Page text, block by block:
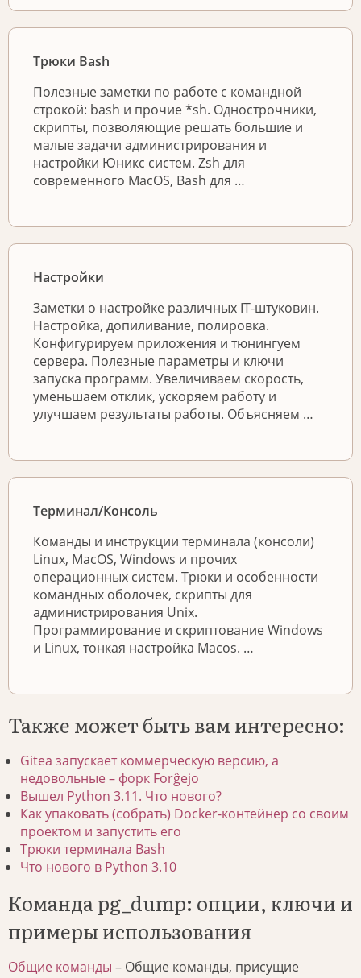
Трюки Bash
Полезные заметки по работе с командной
строкой: bash и прочие *sh. Однострочники,
скрипты, позволяющие решать большие и
малые задачи администрирования и
настройки Юникс систем. Zsh для
современного MacOS, Bash для …
Настройки
Заметки о настройке различных IT-штуковин.
Настройка, допиливание, полировка.
Конфигурируем приложения и тюнингуем
сервера. Полезные параметры и ключи
запуска программ. Увеличиваем скорость,
уменьшаем отклик, ускоряем работу и
улучшаем результаты работы. Объясняем …
Терминал/Консоль
Команды и инструкции терминала (консоли)
Linux, MacOS, Windows и прочих
операционных систем. Трюки и особенности
командных оболочек, скрипты для
администрирования Unix.
Программирование и скриптование Windows
и Linux, тонкая настройка Macos. …
Также может быть вам интересно:
Gitea запускает коммерческую версию, а
недовольные – форк Forĝejo
Вышел Python 3.11. Что нового?
Как упаковать (собрать) Docker-контейнер со своим
проектом и запустить его
Трюки терминала Bash
Что нового в Python 3.10
Команда pg_dump: опции, ключи и
примеры использования
Общие команды – Общие команды, присущие